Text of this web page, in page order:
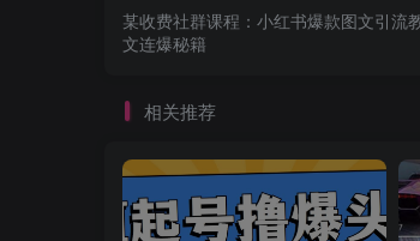
某收费社群课程：小红书爆款图文引流
文连爆秘籍
相关推荐